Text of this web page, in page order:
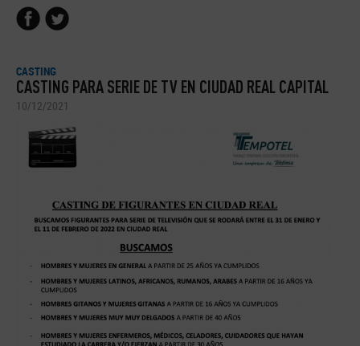
CASTING
CASTING PARA SERIE DE TV EN CIUDAD REAL CAPITAL
10/12/2021